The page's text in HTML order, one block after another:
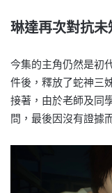
琳達再次對抗未
今集的主角仍然是初
件後，釋放了蛇神三
接著，由於老師及同
問，最後因沒有證據